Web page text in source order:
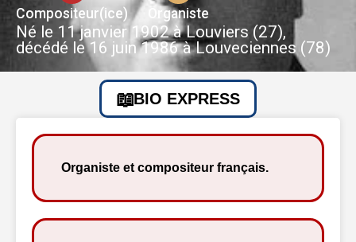
Compositeur(ice) Organiste
Né le 11 janvier 1902 à Louviers (27),
décédé le 16 juin 1986 à Louveciennes (78)
BIO EXPRESS
Organiste et compositeur français.